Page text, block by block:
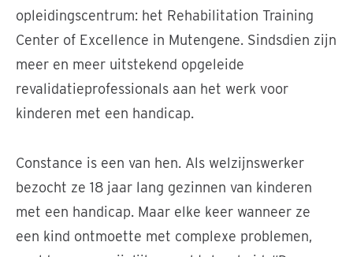
opleidingscentrum: het Rehabilitation Training
Center of Excellence in Mutengene. Sindsdien zijn
meer en meer uitstekend opgeleide
revalidatieprofessionals aan het werk voor
kinderen met een handicap.
Constance is een van hen. Als welzijnswerker
bezocht ze 18 jaar lang gezinnen van kinderen
met een handicap. Maar elke keer wanneer ze
een kind ontmoette met complexe problemen,